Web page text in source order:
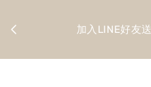
加入LINE好友